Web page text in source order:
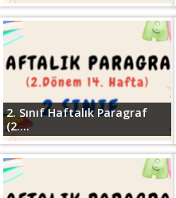
2. Sınıf Haftalık Paragraf
(2....